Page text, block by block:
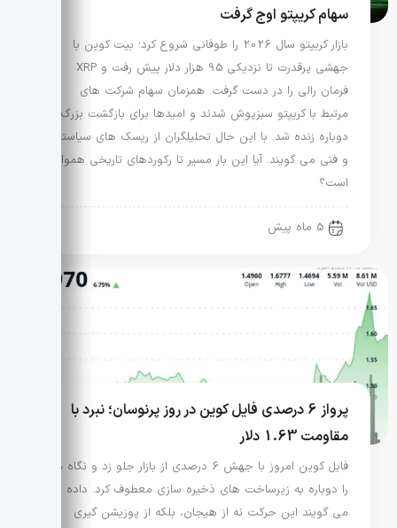
سهام کریپتو اوج گرفت
بازار کریپتو سال 2026 را طوفانی شروع کرد؛ بیت کوین با
جهشی پرقدرت تا نزدیکی 95 هزار دلار پیش رفت و XRP
فرمان رالی را در دست گرفت. همزمان سهام شرکت های
مرتبط با کریپتو سبزپوش شدند و امیدها برای بازگشت بزرگ
دوباره زنده شد. با این حال تحلیلگران از ریسک های سیاستی
و فنی می گویند. آیا این بار مسیر تا رکوردهای تاریخی هموار
است؟
5 ماه پیش
پرواز 6 درصدی فایل کوین در روز پرنوسان؛ نبرد با
مقاومت 1.63 دلار
فایل کوین امروز با جهش 6 درصدی از بازار جلو زد و نگاه ها
را دوباره به زیرساخت های ذخیره سازی معطوف کرد. داده ها
می گویند این حرکت نه از هیجان، بلکه از پوزیشن گیری